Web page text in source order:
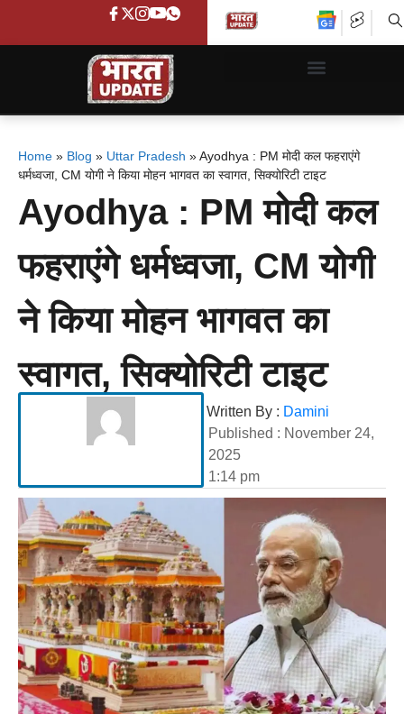
Home » Blog » Uttar Pradesh »Ayodhya : PM मोदी कल फहराएंगे
धर्मध्वजा, CM योगी ने किया मोहन भागवत का स्वागत, सिक्योरिटी टाइट
Ayodhya : PM मोदी कल
फहराएंगे धर्मध्वजा, CM योगी
ने किया मोहन भागवत का
स्वागत, सिक्योरिटी टाइट
Written By : Damini
Published : November 24,
2025
1:14 pm